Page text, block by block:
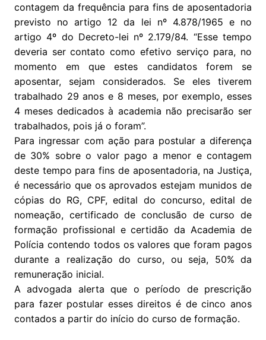
contagem da frequência para fins de aposentadoria
previsto no artigo 12 da lei nº 4.878/1965 e no
artigo 4º do Decreto-lei nº 2.179/84. “Esse tempo
deveria ser contato como efetivo serviço para, no
momento em que estes candidatos forem se
aposentar, sejam considerados. Se eles tiverem
trabalhado 29 anos e 8 meses, por exemplo, esses
4 meses dedicados à academia não precisarão ser
trabalhados, pois já o foram”.
Para ingressar com ação para postular a diferença
de 30% sobre o valor pago a menor e contagem
deste tempo para fins de aposentadoria, na Justiça,
é necessário que os aprovados estejam munidos de
cópias do RG, CPF, edital do concurso, edital de
nomeação, certificado de conclusão de curso de
formação profissional e certidão da Academia de
Polícia contendo todos os valores que foram pagos
durante a realização do curso, ou seja, 50% da
remuneração inicial.
A advogada alerta que o período de prescrição
para fazer postular esses direitos é de cinco anos
contados a partir do início do curso de formação.